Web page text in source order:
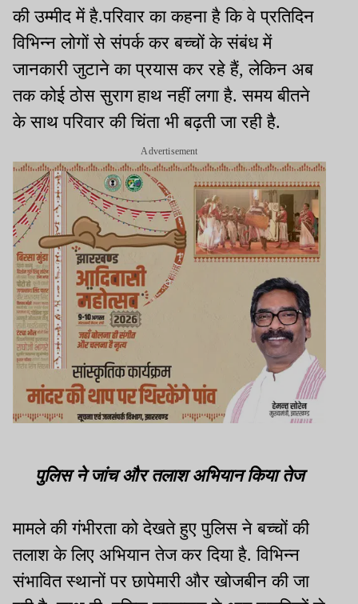
की उम्मीद में है.परिवार का कहना है कि वे प्रतिदिन
विभिन्न लोगों से संपर्क कर बच्चों के संबंध में
जानकारी जुटाने का प्रयास कर रहे हैं, लेकिन अब
तक कोई ठोस सुराग हाथ नहीं लगा है. समय बीतने
के साथ परिवार की चिंता भी बढ़ती जा रही है.
Advertisement
पुलिस ने जांच और तलाश अभियान किया तेज
मामले की गंभीरता को देखते हुए पुलिस ने बच्चों की
तलाश के लिए अभियान तेज कर दिया है. विभिन्न
संभावित स्थानों पर छापेमारी और खोजबीन की जा